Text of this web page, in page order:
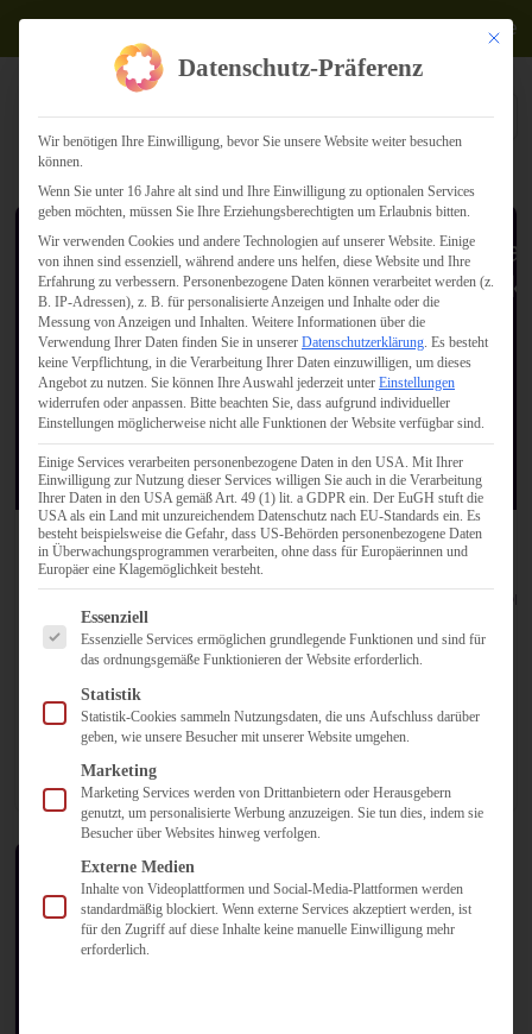
Termine
Social Media Schulung
Twitter, Communities und Co:
Anregungen, Möglichkeiten und
Kommunikationsmedien im Netz
für die Familienbildung Twitter,
Facebook und all…
Mehr erfahren
2013
Netzwerk
Kooperation
Media
Gerade
Zielgruppen
verlegen
Kommunikation
und
Kontakte in
Podium
Netzwerk
Kirche
Buchprojekt:
Netzwerk
Mit
Datenschutz-Präferenz
Wir benötigen Ihre Einwilligung, bevor Sie unsere Website weiter besuchen
können.
Wenn Sie unter 16 Jahre alt sind und Ihre Einwilligung zu optionalen Services
geben möchten, müssen Sie Ihre Erziehungsberechtigten um Erlaubnis bitten.
Wir verwenden Cookies und andere Technologien auf unserer Website. Einige
von ihnen sind essenziell, während andere uns helfen, diese Website und Ihre
Erfahrung zu verbessern. Personenbezogene Daten können verarbeitet werden (z.
B. IP-Adressen), z. B. für personalisierte Anzeigen und Inhalte oder die
Messung von Anzeigen und Inhalten. Weitere Informationen über die
Verwendung Ihrer Daten finden Sie in unserer Datenschutzerklärung. Es besteht
keine Verpflichtung, in die Verarbeitung Ihrer Daten einzuwilligen, um dieses
Angebot zu nutzen. Sie können Ihre Auswahl jederzeit unter Einstellungen
widerrufen oder anpassen. Bitte beachten Sie, dass aufgrund individueller
Einstellungen möglicherweise nicht alle Funktionen der Website verfügbar sind.
Einige Services verarbeiten personenbezogene Daten in den USA. Mit Ihrer
Einwilligung zur Nutzung dieser Services willigen Sie auch in die Verarbeitung
Ihrer Daten in den USA gemäß Art. 49 (1) lit. a GDPR ein. Der EuGH stuft die
USA als ein Land mit unzureichendem Datenschutz nach EU-Standards ein. Es
besteht beispielsweise die Gefahr, dass US-Behörden personenbezogene Daten
in Überwachungsprogrammen verarbeiten, ohne dass für Europäerinnen und
Europäer eine Klagemöglichkeit besteht.
Es folgt eine Liste der Service-Gruppen, für die eine
Essenziell
Essenzielle Services ermöglichen grundlegende Funktionen und sind für
das ordnungsgemäße Funktionieren der Website erforderlich.
Statistik
Statistik-Cookies sammeln Nutzungsdaten, die uns Aufschluss darüber
geben, wie unsere Besucher mit unserer Website umgehen.
Marketing
Marketing Services werden von Drittanbietern oder Herausgebern
genutzt, um personalisierte Werbung anzuzeigen. Sie tun dies, indem sie
Besucher über Websites hinweg verfolgen.
Externe Medien
Inhalte von Videoplattformen und Social-Media-Plattformen werden
standardmäßig blockiert. Wenn externe Services akzeptiert werden, ist
für den Zugriff auf diese Inhalte keine manuelle Einwilligung mehr
erforderlich.